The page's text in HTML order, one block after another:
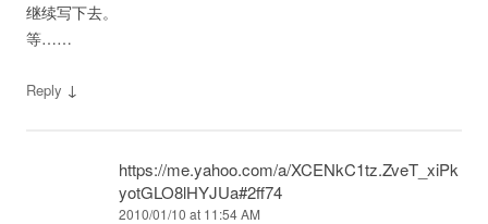
继续写下去。
等……
Reply ↓
https://me.yahoo.com/a/XCENkC1tz.ZveT_xiPk
yotGLO8lHYJUa#2ff74
2010/01/10 at 11:54 AM